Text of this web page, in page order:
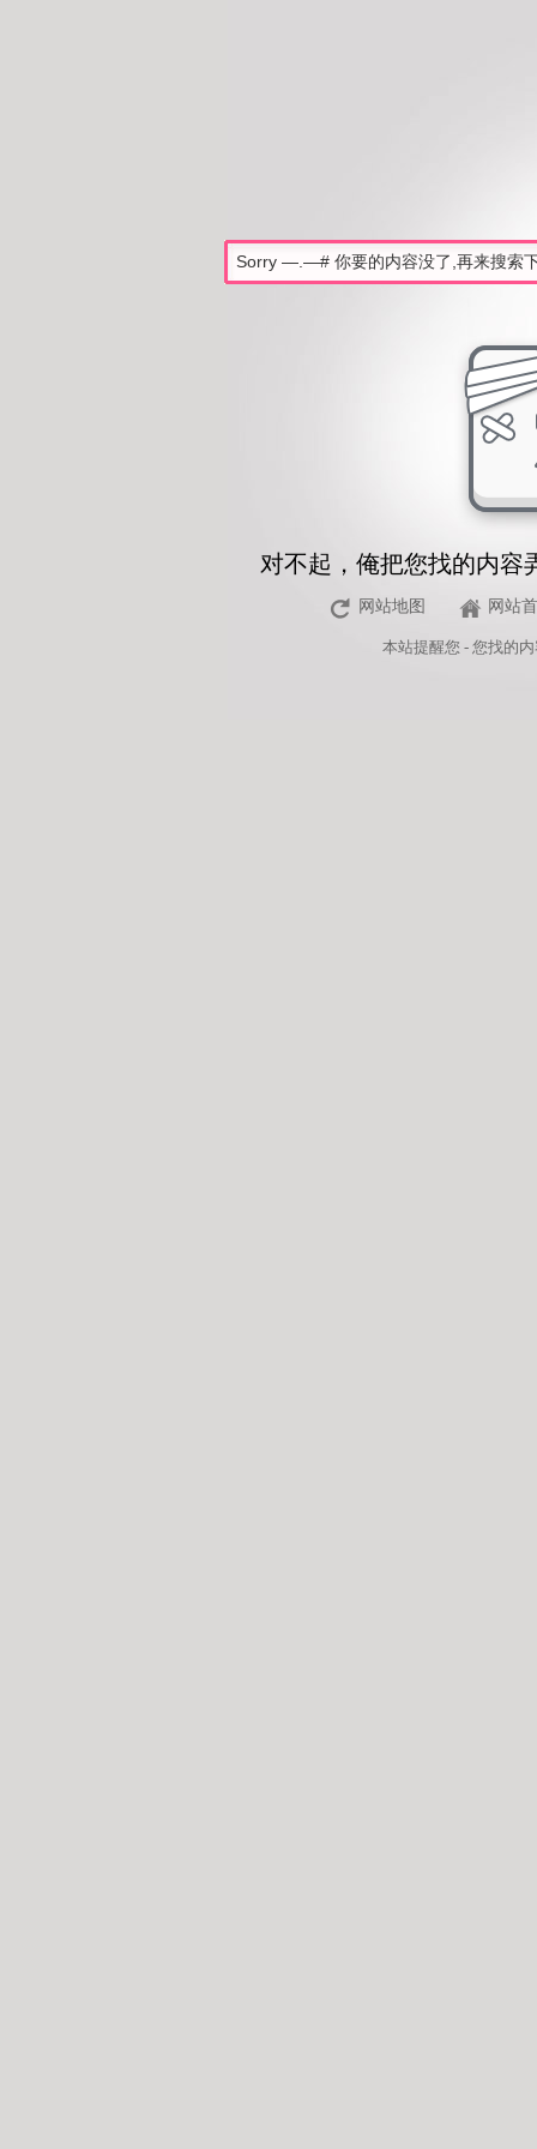
对不起，俺把您找的内容
网站地图 网站
本站提醒您 - 您找的